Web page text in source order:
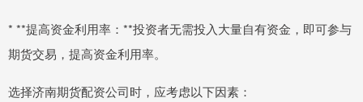
* **提高资金利用率：**投资者无需投入大量自有资金，即可参与
期货交易，提高资金利用率。
选择济南期货配资公司时，应考虑以下因素：